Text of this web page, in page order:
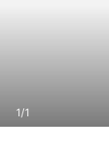
1/1